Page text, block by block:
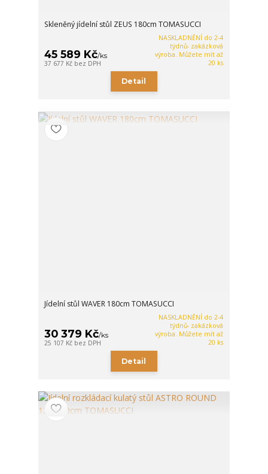
Skleněný jídelní stůl ZEUS 180cm TOMASUCCI
45 589 Kč/ks
37 677 Kč bez DPH
NASKLADNĚNÍ do 2-4
týdnů- zakázková
výroba. Můžete mít až
20 ks
Detail
Jídelní stůl WAVER 180cm TOMASUCCI
30 379 Kč/ks
25 107 Kč bez DPH
NASKLADNĚNÍ do 2-4
týdnů- zakázková
výroba. Můžete mít až
20 ks
Detail